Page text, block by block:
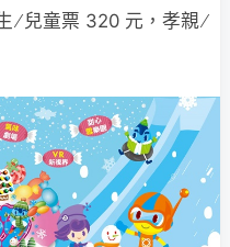
∕ 兒童票 320 元，孝親 ∕